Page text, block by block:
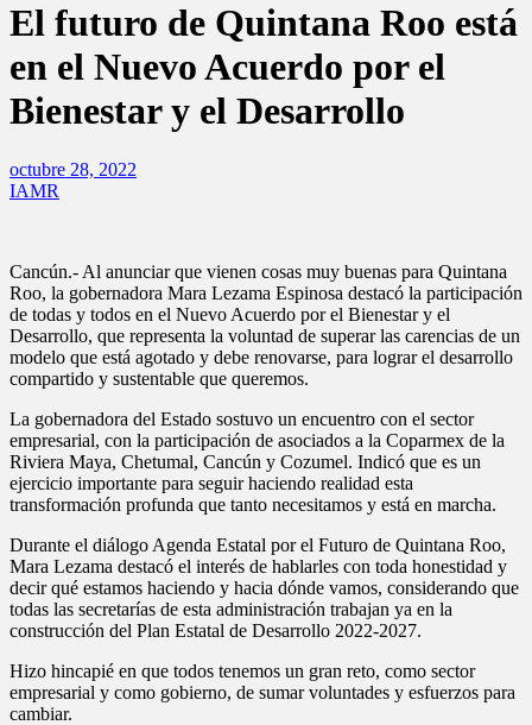
El futuro de Quintana Roo está
en el Nuevo Acuerdo por el
Bienestar y el Desarrollo
octubre 28, 2022
IAMR
Cancún.- Al anunciar que vienen cosas muy buenas para Quintana
Roo, la gobernadora Mara Lezama Espinosa destacó la participación
de todas y todos en el Nuevo Acuerdo por el Bienestar y el
Desarrollo, que representa la voluntad de superar las carencias de un
modelo que está agotado y debe renovarse, para lograr el desarrollo
compartido y sustentable que queremos.
La gobernadora del Estado sostuvo un encuentro con el sector
empresarial, con la participación de asociados a la Coparmex de la
Riviera Maya, Chetumal, Cancún y Cozumel. Indicó que es un
ejercicio importante para seguir haciendo realidad esta
transformación profunda que tanto necesitamos y está en marcha.
Durante el diálogo Agenda Estatal por el Futuro de Quintana Roo,
Mara Lezama destacó el interés de hablarles con toda honestidad y
decir qué estamos haciendo y hacia dónde vamos, considerando que
todas las secretarías de esta administración trabajan ya en la
construcción del Plan Estatal de Desarrollo 2022-2027.
Hizo hincapié en que todos tenemos un gran reto, como sector
empresarial y como gobierno, de sumar voluntades y esfuerzos para
cambiar.